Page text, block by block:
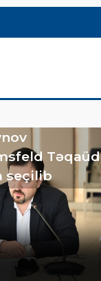
Təqaüd
seçilib